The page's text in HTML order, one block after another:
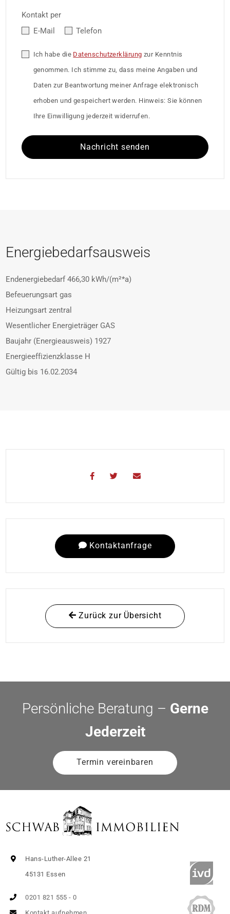
Kontakt per
E-Mail
Telefon
Ich habe die Datenschutzerklärung zur Kenntnis
genommen. Ich stimme zu, dass meine Angaben und
Daten zur Beantwortung meiner Anfrage elektronisch
erhoben und gespeichert werden. Hinweis: Sie können
Ihre Einwilligung jederzeit widerrufen.
Nachricht senden
Energiebedarfsausweis
Endenergiebedarf466,30 kWh/(m²*a)
Befeuerungsart gas
Heizungsart zentral
Wesentlicher Energieträger GAS
Baujahr (Energieausweis) 1927
Energieeffizienzklasse H
Gültig bis 16.02.2034
Kontaktanfrage
Zurück zur Übersicht
Persönliche Beratung – Gerne
Jederzeit
Termin vereinbaren
Hans-Luther-Allee 21
45131 Essen
0201 821 555 - 0
Kontakt aufnehmen